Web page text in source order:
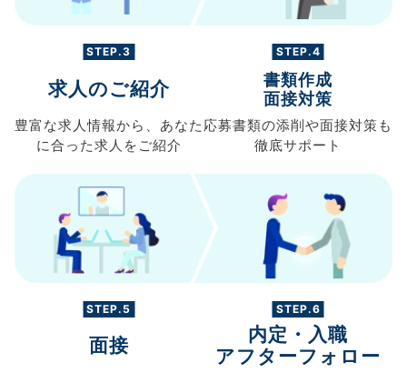
STEP.3
求人のご紹介
豊富な求人情報から、 あなた
に合った求人を ご紹介
STEP.4
書類作成
面接対策
応募書類の添削や面接対策も
徹底サポート
STEP.5
面接
STEP.6
内定・入職
アフターフォロー